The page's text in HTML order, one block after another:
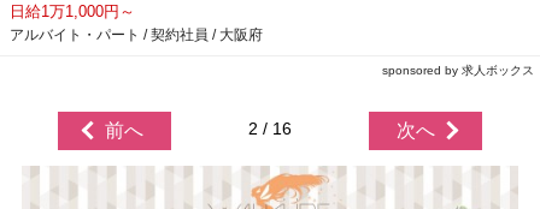
日給1万1,000円～
アルバイト・パート / 契約社員 / 大阪府
sponsored by 求人ボックス
前へ 2 / 16 次へ